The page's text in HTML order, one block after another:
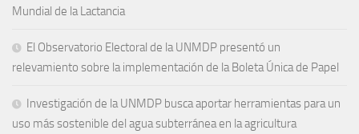
Mundial de la Lactancia
El Observatorio Electoral de la UNMDP presentó un
relevamiento sobre la implementación de la Boleta Única de Papel
Investigación de la UNMDP busca aportar herramientas para un
uso más sostenible del agua subterránea en la agricultura